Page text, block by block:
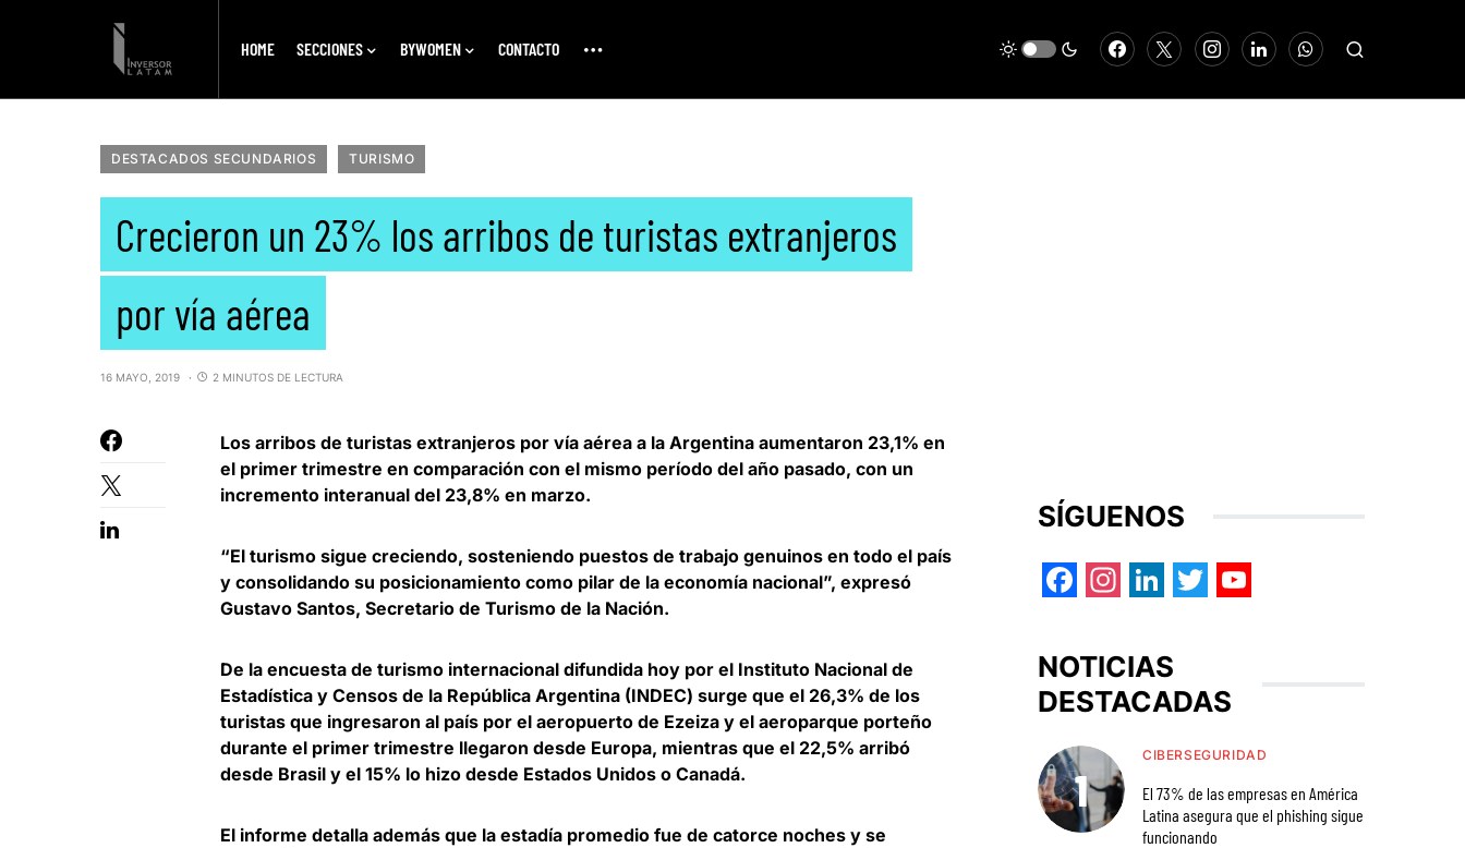
HOME SECCIONES BYWOMEN CONTACTO
DESTACADOS SECUNDARIOS TURISMO
Crecieron un 23% los arribos de turistas extranjeros
por vía aérea
16 MAYO, 2019 2 MINUTOS DE LECTURA
Los arribos de turistas extranjeros por vía aérea a la Argentina aumentaron 23,1% en
el primer trimestre en comparación con el mismo período del año pasado, con un
incremento interanual del 23,8% en marzo.
“El turismo sigue creciendo, sosteniendo puestos de trabajo genuinos en todo el país
y consolidando su posicionamiento como pilar de la economía nacional”, expresó
Gustavo Santos, Secretario de Turismo de la Nación.
De la encuesta de turismo internacional difundida hoy por el Instituto Nacional de
Estadística y Censos de la República Argentina (INDEC) surge que el 26,3% de los
turistas que ingresaron al país por el aeropuerto de Ezeiza y el aeroparque porteño
durante el primer trimestre llegaron desde Europa, mientras que el 22,5% arribó
desde Brasil y el 15% lo hizo desde Estados Unidos o Canadá.
El informe detalla además que la estadía promedio fue de catorce noches y se
SÍGUENOS
NOTICIAS
DESTACADAS
CIBERSEGURIDAD
El 73% de las empresas en América
Latina asegura que el phishing sigue
funcionando